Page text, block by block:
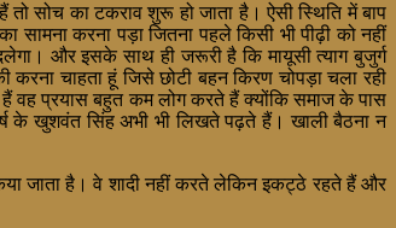
सोच का टकराव शुरू हो जाता है। ऐसी स्थिति में बाप
सामना करना पड़ा जितना पहले किसी भी पीढ़ी को नहीं
और इसके साथ ही जरूरी है कि मायूसी त्याग बुजुर्ग
चाहता हूं जिसे छोटी बहन किरण चोपड़ा चला रही
वह प्रयास बहुत कम लोग करते हैं क्योंकि समाज के पास
के खुशवंत सिंह अभी भी लिखते पढ़ते हैं। खाली बैठना न
जाता है। वे शादी नहीं करते लेकिन इकट्ठे रहते हैं और